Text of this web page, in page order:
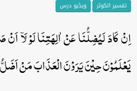
تفسیر الکوثر ویڈیو درس
اِنۡ کَادَ لَیُضِلُّنَا عَنۡ اٰلِہَتِنَا لَوۡ لَاۤ
یَعۡلَمُوۡنَ حِیۡنَ یَرَوۡنَ الۡعَذَابَ مَنۡ اَضَلُّ